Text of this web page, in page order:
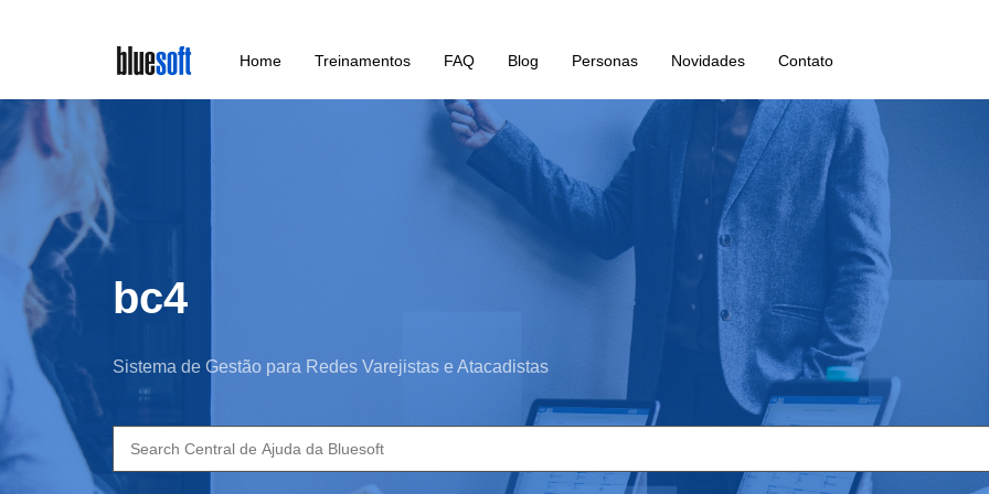
main
content
Home Treinamentos FAQ Blog Personas Novidades Contato
bc4
Sistema de Gestão para Redes Varejistas e Atacadistas
Search
for: